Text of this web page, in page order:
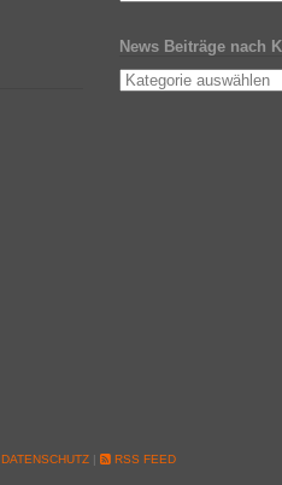
News Beiträge nach
DATENSCHUTZ | RSS FEED